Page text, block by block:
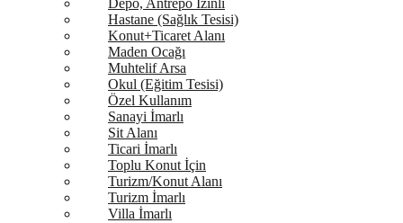
Depo, Antrepo İzinli
Hastane (Sağlık Tesisi)
Konut+Ticaret Alanı
Maden Ocağı
Muhtelif Arsa
Okul (Eğitim Tesisi)
Özel Kullanım
Sanayi İmarlı
Sit Alanı
Ticari İmarlı
Toplu Konut İçin
Turizm/Konut Alanı
Turizm İmarlı
Villa İmarlı